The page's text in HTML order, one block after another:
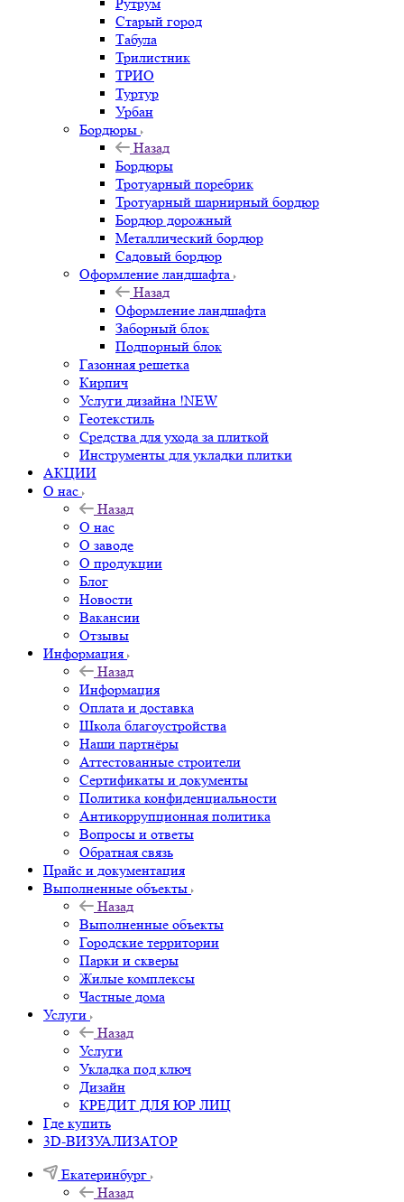
Старый город
Табула
Трилистник
ТРИО
Туртур
Урбан
Бордюры
Назад
Бордюры
Тротуарный поребрик
Тротуарный шарнирный бордюр
Бордюр дорожный
Металлический бордюр
Садовый бордюр
Оформление ландшафта
Назад
Оформление ландшафта
Заборный блок
Подпорный блок
Газонная решетка
Кирпич
Услуги дизайна !NEW
Геотекстиль
Средства для ухода за плиткой
Инструменты для укладки плитки
АКЦИИ
О нас
Назад
О нас
О заводе
О продукции
Блог
Новости
Вакансии
Отзывы
Информация
Назад
Информация
Оплата и доставка
Школа благоустройства
Наши партнёры
Аттестованные строители
Сертификаты и документы
Политика конфиденциальности
Антикоррупционная политика
Вопросы и ответы
Обратная связь
Прайс и документация
Выполненные объекты
Назад
Выполненные объекты
Городские территории
Парки и скверы
Жилые комплексы
Частные дома
Услуги
Назад
Услуги
Укладка под ключ
Дизайн
КРЕДИТ ДЛЯ ЮР ЛИЦ
Где купить
3D-ВИЗУАЛИЗАТОР
Екатеринбург
Назад